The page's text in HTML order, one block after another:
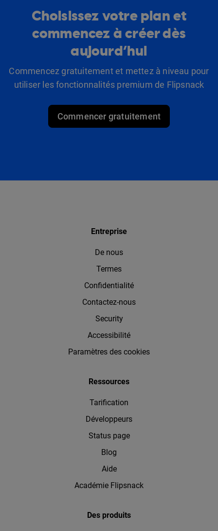
Choisissez votre plan et
commencez à créer dès
aujourd’hui
Commencez gratuitement et mettez à niveau pour
utiliser les fonctionnalités premium de Flipsnack
Commencer gratuitement
Entreprise
De nous
Termes
Confidentialité
Contactez-nous
Security
Accessibilité
Paramètres des cookies
Ressources
Tarification
Développeurs
Status page
Blog
Aide
Académie Flipsnack
Des produits